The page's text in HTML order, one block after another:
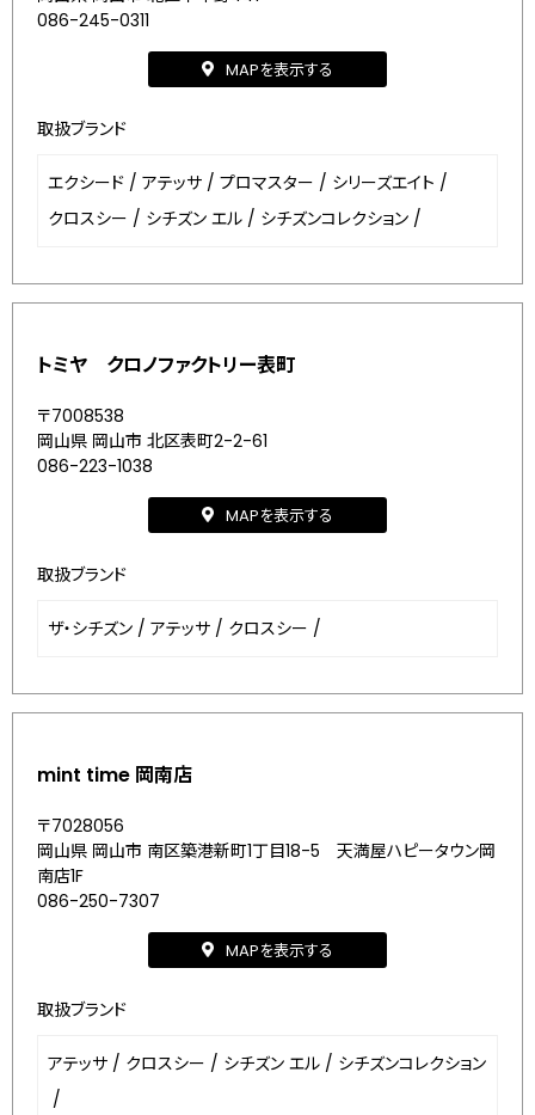
086-245-0311
MAPを表示する
取扱ブランド
エクシード / アテッサ / プロマスター / シリーズエイト /
クロスシー / シチズン エル / シチズンコレクション /
トミヤ クロノファクトリー表町
〒7008538
岡山県 岡山市 北区表町2-2-61
086-223-1038
MAPを表示する
取扱ブランド
ザ・シチズン / アテッサ / クロスシー /
mint time 岡南店
〒7028056
岡山県 岡山市 南区築港新町1丁目18-5 天満屋ハピータウン岡
南店1F
086-250-7307
MAPを表示する
取扱ブランド
アテッサ / クロスシー / シチズン エル / シチズンコレクション
/